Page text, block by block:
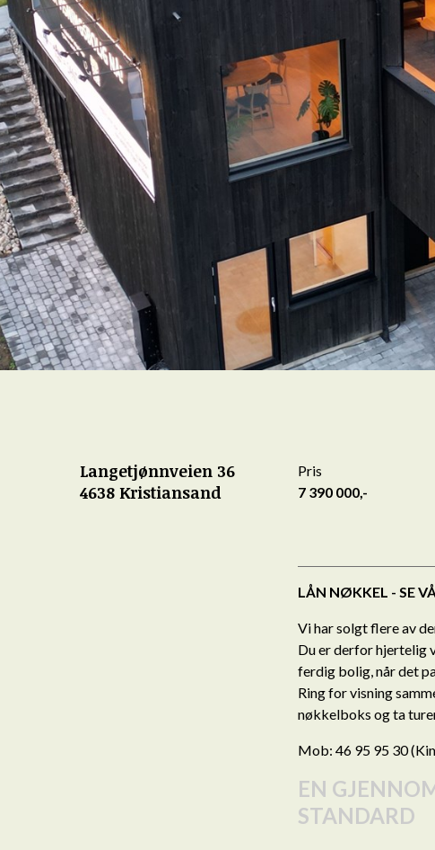
Langetjønnveien 36
4638 Kristiansand
Pris
7 390 000,-
LÅN NØKKEL - SE
Vi har solgt flere av
Du er derfor hjertelig
ferdig bolig, når det
Ring for visning
nøkkelboks og ta
Mob: 46 95 95 30
EN
STANDARD